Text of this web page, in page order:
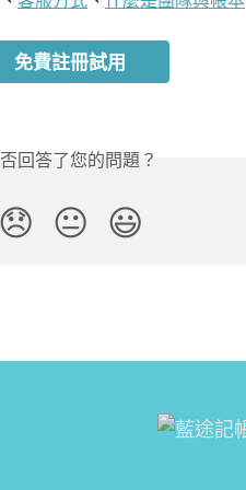
免費註冊試用
回答了您的問題？
😐 😃